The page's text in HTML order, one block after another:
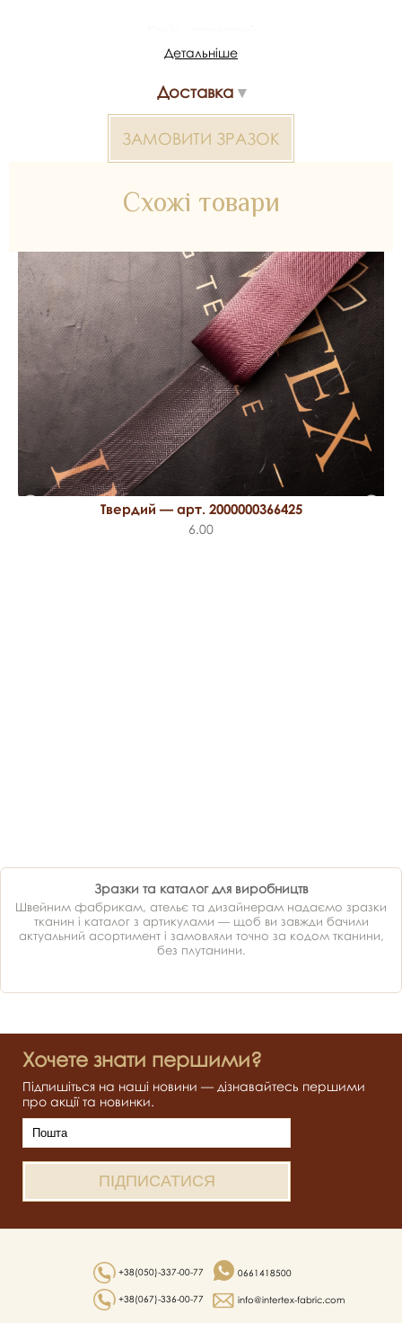
Виробник - Китай
Ширина - 5 см
В упаковці - приблизно 20 м
2000000366449 5 см — матеріал для весільних суконь,
декору та колекцій ательє. Доступний оптом і в роздріб в
Детальніше
Доставка
ЗАМОВИТИ ЗРАЗОК
Схожі товари
Твердий — арт. 2000000366425
6.00
Зразки та каталог для виробництв
Швейним фабрикам, ательє та дизайнерам надаємо зразки
тканин і каталог з артикулами — щоб ви завжди бачили
актуальний асортимент і замовляли точно за кодом тканини,
без плутанини.
Хочете знати першими?
Підпишіться на наші новини — дізнавайтесь першими
про акції та новинки.
+38(050)-337-00-77
+38(067)-336-00-77
0661418500
info@intertex-fabric.com